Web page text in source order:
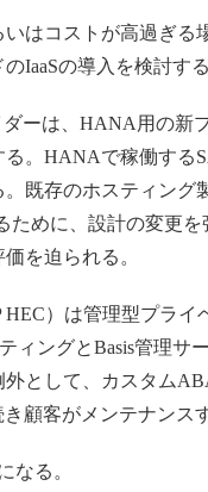
はコストが高過ぎる
IaaSの導入を検討す
ーは、HANA用の新
。HANAで稼働する
既存のホスティング
ために、設計の変更
を迫られる。
）は管理型プライ
ィングとBasis管理サ
として、カスタム
き顧客がメンテナンス
なる。